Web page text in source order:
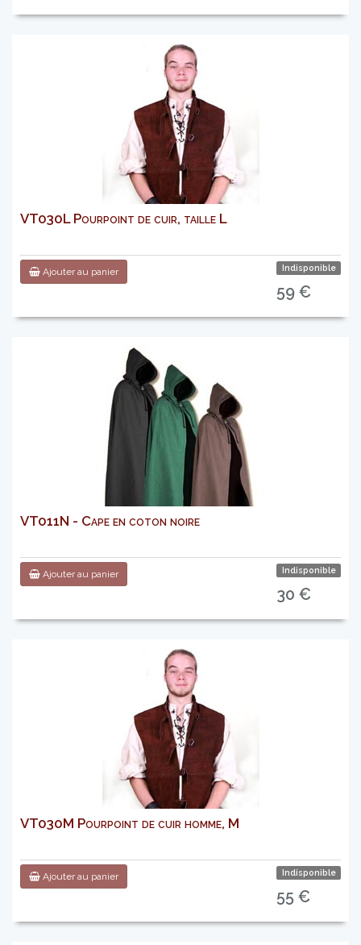
VT030L Pourpoint de cuir, taille L
Ajouter au panier Indisponible
59 €
VT011N - Cape en coton noire
Ajouter au panier Indisponible
30 €
VT030M Pourpoint de cuir homme, M
Ajouter au panier Indisponible
55 €